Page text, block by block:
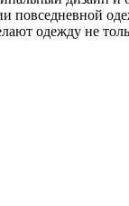
повседневной
одежду не